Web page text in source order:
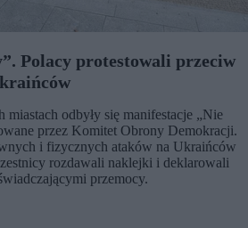
Polacy protestowali przeciw
odbyły się manifestacje „Nie
przez Komitet Obrony Demokracji.
i fizycznych ataków na Ukraińców
rozdawali naklejki i deklarowali
przemocy.